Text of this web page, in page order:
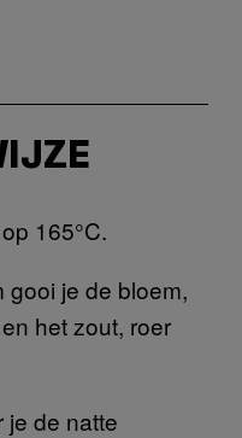
165°C.
gooi je de bloem,
het zout, roer
je de natte